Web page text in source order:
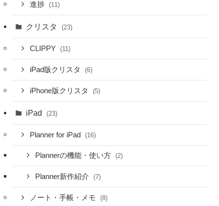
進捗 (11)
クリスタ (23)
CLIPPY (11)
iPad版クリスタ (6)
iPhone版クリスタ (5)
iPad (23)
Planner for iPad (16)
Plannerの機能・使い方 (2)
Planner新作紹介 (7)
ノート・手帳・メモ (8)